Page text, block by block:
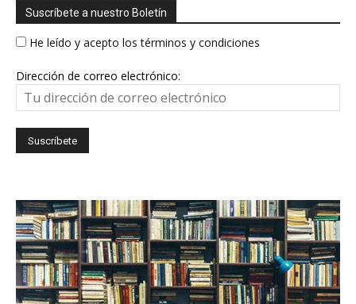
Suscríbete a nuestro Boletín
He leído y acepto los términos y condiciones
Dirección de correo electrónico: